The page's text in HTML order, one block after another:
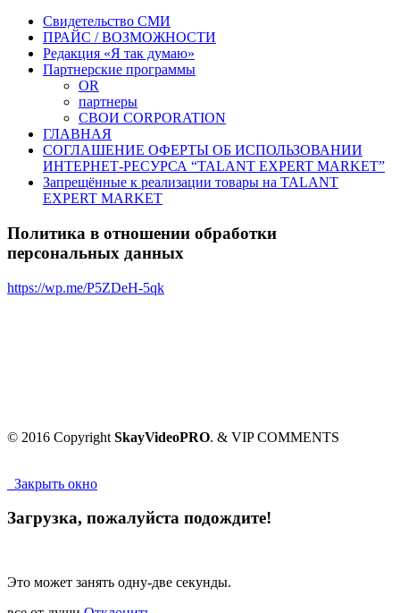
Свидетельство СМИ
ПРАЙС / ВОЗМОЖНОСТИ
Редакция «Я так думаю»
Партнерские программы
OR
партнеры
СВОИ CORPORATION
ГЛАВНАЯ
СОГЛАШЕНИЕ ОФЕРТЫ ОБ ИСПОЛЬЗОВАНИИ
ИНТЕРНЕТ-РЕСУРСА “TALANT EXPERT MARKET”
Запрещённые к реализации товары на TALANT
EXPERT MARKET
Политика в отношении обработки
персональных данных
https://wp.me/P5ZDeH-5qk
© 2016 Copyright SkayVideoPRO. & VIP COMMENTS
Закрыть окно
Загрузка, пожалуйста подождите!
Это может занять одну-две секунды.